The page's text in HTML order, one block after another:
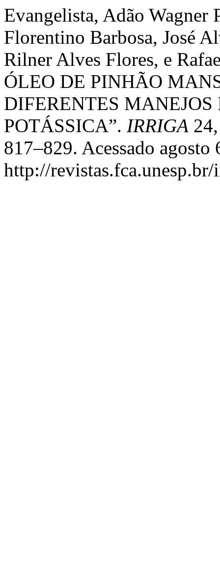
Evangelista, Adão Wagner
Florentino Barbosa, José
Rilner Alves Flores, e
ÓLEO DE PINHÃO
DIFERENTES
POTÁSSICA”. IRRIGA
817–829. Acessado agosto
http://